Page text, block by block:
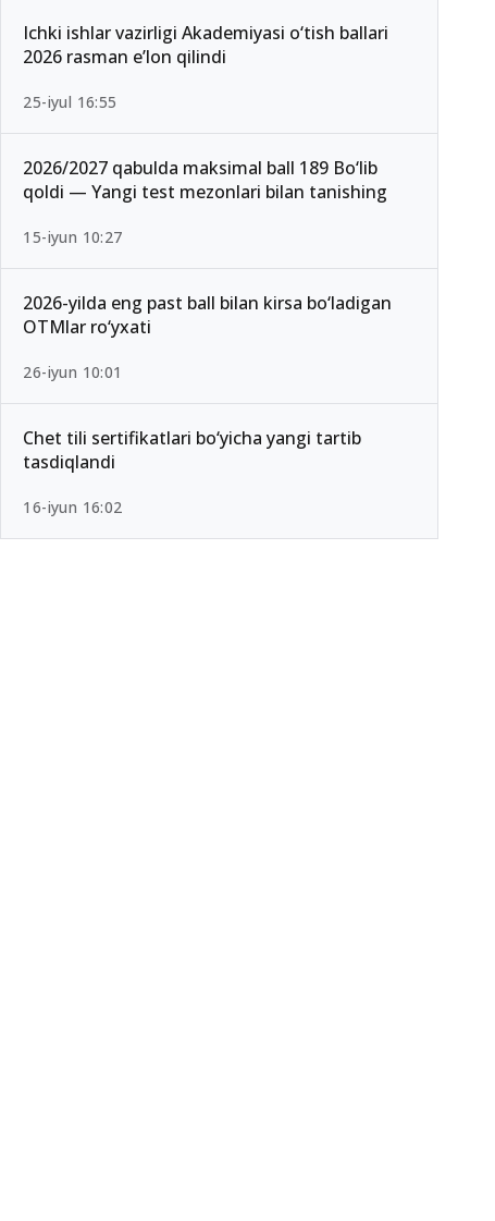
Ichki ishlar vazirligi Akademiyasi o‘tish ballari
2026 rasman e’lon qilindi
25-iyul 16:55
2026/2027 qabulda maksimal ball 189 Bo‘lib
qoldi — Yangi test mezonlari bilan tanishing
15-iyun 10:27
2026-yilda eng past ball bilan kirsa bo‘ladigan
OTMlar ro‘yxati
26-iyun 10:01
Chet tili sertifikatlari bo‘yicha yangi tartib
tasdiqlandi
16-iyun 16:02